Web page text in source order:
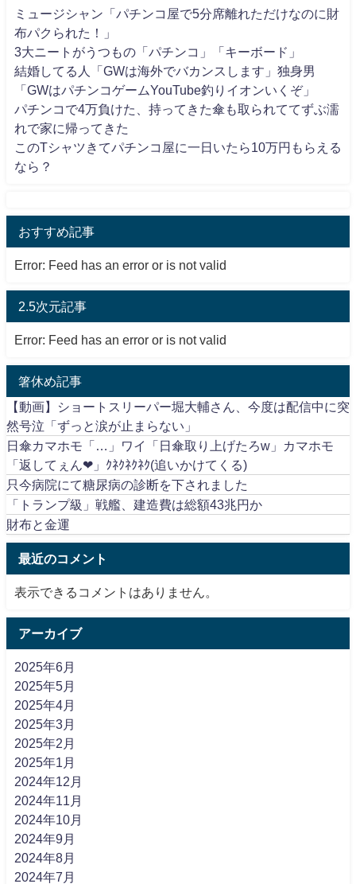
ミュージシャン「パチンコ屋で5分席離れただけなのに財
布パクられた！」
3大ニートがうつもの「パチンコ」「キーボード」
結婚してる人「GWは海外でバカンスします」独身男
「GWはパチンコゲームYouTube釣りイオンいくぞ」
パチンコで4万負けた、持ってきた傘も取られててずぶ濡
れで家に帰ってきた
このTシャツきてパチンコ屋に一日いたら10万円もらえる
なら？
おすすめ記事
Error: Feed has an error or is not valid
2.5次元記事
Error: Feed has an error or is not valid
箸休め記事
【動画】ショートスリーパー堀大輔さん、今度は配信中に突
然号泣「ずっと涙が止まらない」
日傘カマホモ「…」ワイ「日傘取り上げたろw」カマホモ
「返してぇん❤」ｸﾈｸﾈｸﾈｸ(追いかけてくる)
只今病院にて糖尿病の診断を下されました
「トランプ級」戦艦、建造費は総額43兆円か
財布と金運
最近のコメント
表示できるコメントはありません。
アーカイブ
2025年6月
2025年5月
2025年4月
2025年3月
2025年2月
2025年1月
2024年12月
2024年11月
2024年10月
2024年9月
2024年8月
2024年7月